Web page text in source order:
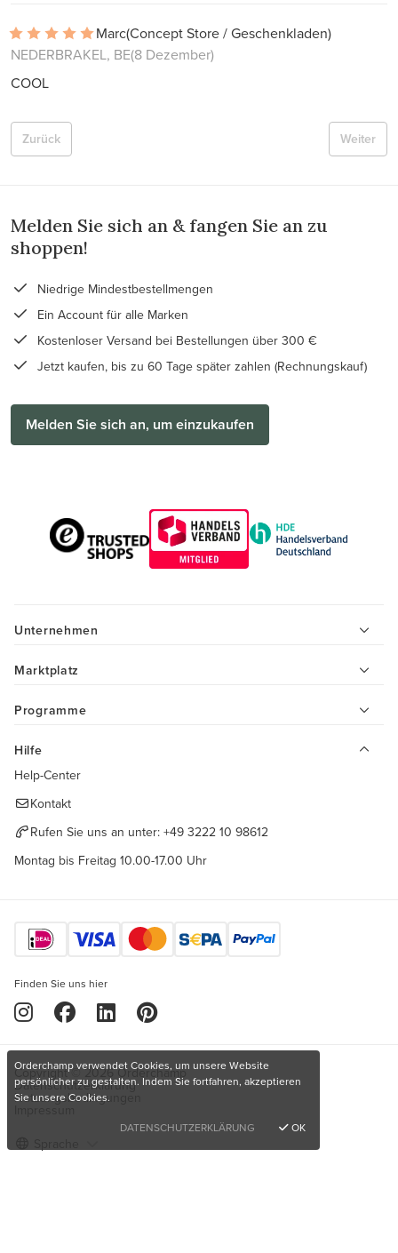
Marc(Concept Store / Geschenkladen)
NEDERBRAKEL, BE(8 Dezember)
COOL
Weiter
Zurück
Melden Sie sich an & fangen Sie an zu
shoppen!
Niedrige Mindestbestellmengen
Ein Account für alle Marken
Kostenloser Versand bei Bestellungen über 300 €
Jetzt kaufen, bis zu 60 Tage später zahlen (Rechnungskauf)
Melden Sie sich an, um einzukaufen
Unternehmen
Marktplatz
Programme
Hilfe
Help-Center
Kontakt
Rufen Sie uns an unter: +49 3222 10 98612
Montag bis Freitag 10.00-17.00 Uhr
Finden Sie uns hier
Copyright © 2026 Orderchamp
Datenschutzerklärung
Nutzungsbedingungen
Orderchamp verwendet Cookies, um unsere Website
persönlicher zu gestalten. Indem Sie fortfahren, akzeptieren
Sie unsere Cookies.
DATENSCHUTZERKLÄRUNG
OK